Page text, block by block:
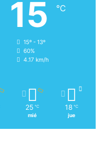
15 ℃
15º - 13º
60%
4.17 km/h
25 ℃
mié
18 ℃
jue